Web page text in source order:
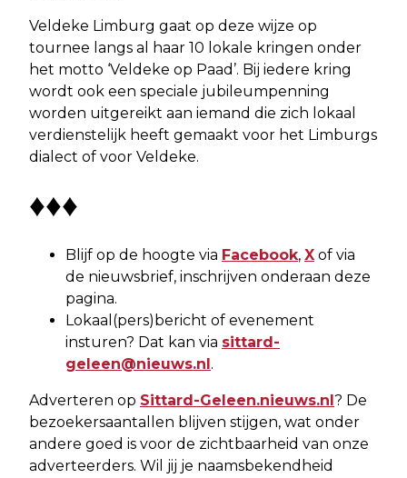
Veldeke Limburg gaat op deze wijze op
tournee langs al haar 10 lokale kringen onder
het motto ‘Veldeke op Paad’. Bij iedere kring
wordt ook een speciale jubileumpenning
worden uitgereikt aan iemand die zich lokaal
verdienstelijk heeft gemaakt voor het Limburgs
dialect of voor Veldeke.
♦♦♦
Blijf op de hoogte via Facebook, X of via
de nieuwsbrief, inschrijven onderaan deze
pagina.
Lokaal(pers)bericht of evenement
insturen? Dat kan via sittard-
geleen@nieuws.nl .
Adverteren op Sittard-Geleen.nieuws.nl ? De
bezoekersaantallen blijven stijgen, wat onder
andere goed is voor de zichtbaarheid van onze
adverteerders. Wil jij je naamsbekendheid